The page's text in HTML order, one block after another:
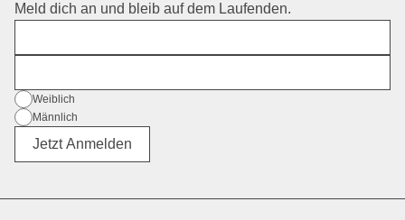
Meld dich an und bleib auf dem Laufenden.
Geschlecht
Weiblich
Männlich
Divers
Jetzt Anmelden